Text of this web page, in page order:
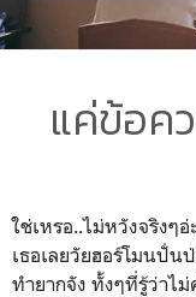
แค่ข้อค
ใช่เหรอ..ไม่หวังจริงๆ
เธอเลยวัยฮอร์โมนปั่น
ทำยากจัง ทั้งๆที่รู้ว่าไ